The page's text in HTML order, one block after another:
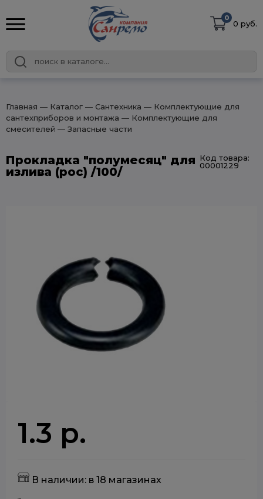
0
0 руб.
Главная ― Каталог ― Сантехника ― Комплектующие для
сантехприборов и монтажа ― Комплектующие для
смесителей ― Запасные части
Прокладка "полумесяц" для
излива (рос) /100/
Код товара:
00001229
1.3 р.
В наличии: в 18 магазинах